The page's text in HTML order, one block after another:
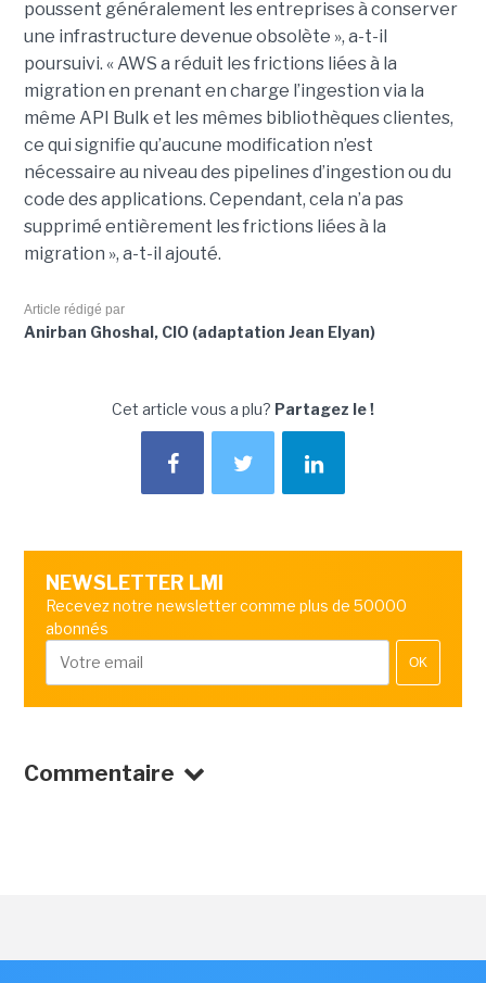
poussent généralement les entreprises à conserver
une infrastructure devenue obsolète », a-t-il
poursuivi. « AWS a réduit les frictions liées à la
migration en prenant en charge l’ingestion via la
même API Bulk et les mêmes bibliothèques clientes,
ce qui signifie qu’aucune modification n’est
nécessaire au niveau des pipelines d’ingestion ou du
code des applications. Cependant, cela n’a pas
supprimé entièrement les frictions liées à la
migration », a-t-il ajouté.
Article rédigé par
Anirban Ghoshal, CIO (adaptation Jean Elyan)
Cet article vous a plu? Partagez le !
NEWSLETTER LMI
Recevez notre newsletter comme plus de 50000
abonnés
OK
Commentaire